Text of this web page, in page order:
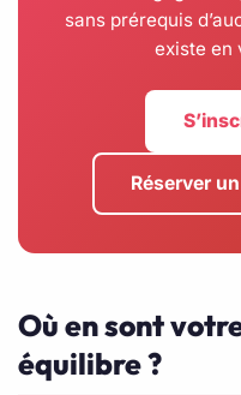
sans prérequis
existe en
Réserver
Où en sont
équilibre ?